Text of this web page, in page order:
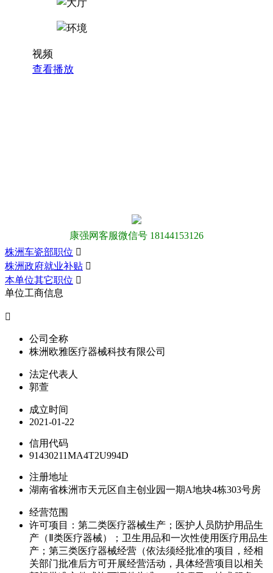
视频
查看播放
康强网客服微信号 18144153126
株洲车瓷部职位 
株洲政府就业补贴 
本单位其它职位 
单位工商信息

公司全称
株洲欧雅医疗器械科技有限公司
法定代表人
郭萱
成立时间
2021-01-22
信用代码
91430211MA4T2U994D
注册地址
湖南省株洲市天元区自主创业园一期A地块4栋303号房
经营范围
许可项目：第二类医疗器械生产；医护人员防护用品生
产（Ⅱ类医疗器械）；卫生用品和一次性使用医疗用品生
产；第三类医疗器械经营（依法须经批准的项目，经相
关部门批准后方可开展经营活动，具体经营项目以相关